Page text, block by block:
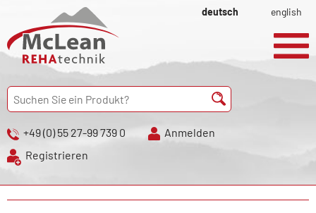
deutsch english
+49 (0) 55 27-99 739 0
Anmelden
Registrieren